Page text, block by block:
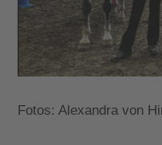
Fotos: Alexandra von